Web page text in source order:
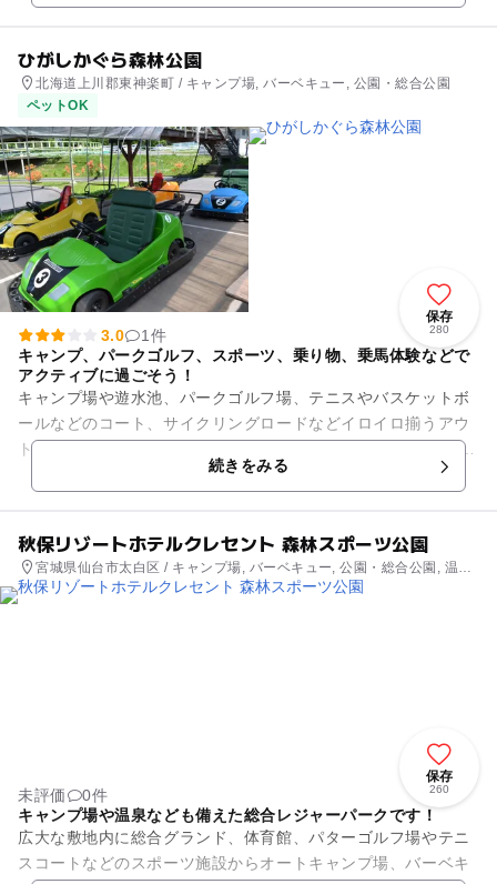
ひがしかぐら森林公園
北海道上川郡東神楽町 / キャンプ場, バーベキュー, 公園・総合公園
ペットOK
保存
280
3.0
1件
キャンプ、パークゴルフ、スポーツ、乗り物、乗馬体験などで
アクティブに過ごそう！
キャンプ場や遊水池、パークゴルフ場、テニスやバスケットボ
ールなどのコート、サイクリングロードなどイロイロ揃うアウ
トドアリゾートです。 ここに来れば子どもたちのどんなリクエ
ストにも応えてあげられ...続きをみる
秋保リゾートホテルクレセント 森林スポーツ公園
宮城県仙台市太白区 / キャンプ場, バーベキュー, 公園・総合公園, 温
泉・銭湯
保存
260
未評価
0件
キャンプ場や温泉なども備えた総合レジャーパークです！
広大な敷地内に総合グランド、体育館、パターゴルフ場やテニ
スコートなどのスポーツ施設からオートキャンプ場、バーベキ